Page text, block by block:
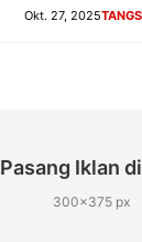
Okt. 27, 2025
Pasang Iklan
300×375 px